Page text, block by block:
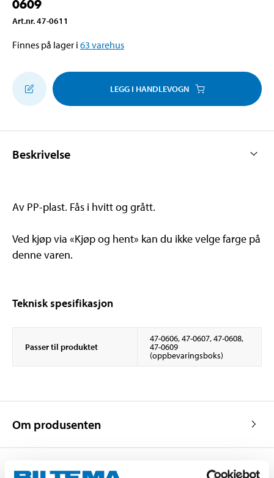
0609
Art.nr.47-0611
Finnes på lager i 63 varehus
LEGG I HANDLEVOGN
Beskrivelse
Av PP-plast. Fås i hvitt og grått.
Ved kjøp via «Kjøp og hent» kan du ikke velge farge på
denne varen.
Teknisk spesifikasjon
Passer til produktet
47-0606, 47-0607, 47-0608,
47-0609
(oppbevaringsboks)
Om produsenten